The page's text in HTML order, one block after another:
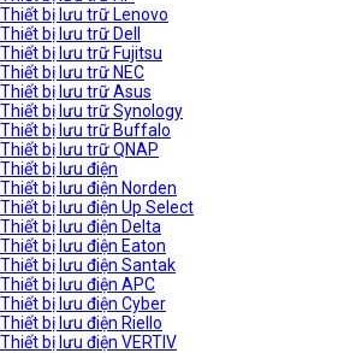
Thiết bị lưu trữ Lenovo
Thiết bị lưu trữ Dell
Thiết bị lưu trữ Fujitsu
Thiết bị lưu trữ NEC
Thiết bị lưu trữ Asus
Thiết bị lưu trữ Synology
Thiết bị lưu trữ Buffalo
Thiết bị lưu trữ QNAP
Thiết bị lưu điện
Thiết bị lưu điện Norden
Thiết bị lưu điện Up Select
Thiết bị lưu điện Delta
Thiết bị lưu điện Eaton
Thiết bị lưu điện Santak
Thiết bị lưu điện APC
Thiết bị lưu điện Cyber
Thiết bị lưu điện Riello
Thiết bị lưu điện VERTIV